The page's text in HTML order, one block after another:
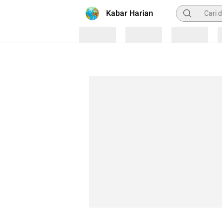
Kabar Harian Pencarian